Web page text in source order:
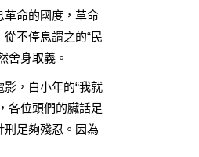
革命的國度，革命
不停息謂之的“民
舍身取義。
，白小年的“我就
各位頭們的臟話足
刑足夠殘忍。因為